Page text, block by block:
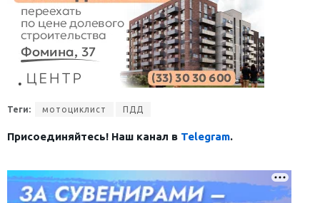
Теги: мотоциклист ПДД
Присоединяйтесь! Наш канал в Telegram.